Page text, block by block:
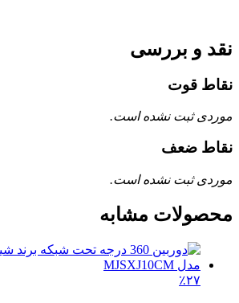
نقد و بررسی
نقاط قوت
موردی ثبت نشده است.
نقاط ضعف
موردی ثبت نشده است.
محصولات مشابه
٪۲۷